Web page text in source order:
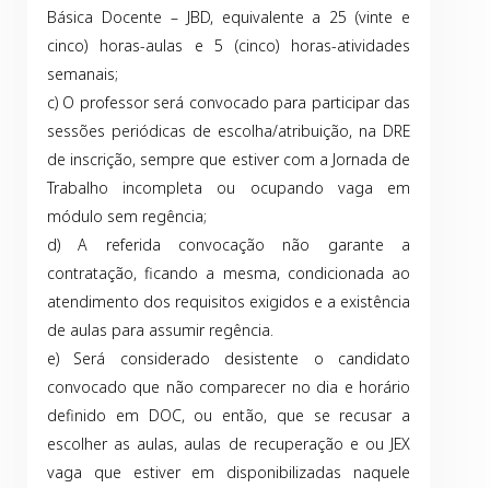
Básica Docente – JBD, equivalente a 25 (vinte e
cinco) horas-aulas e 5 (cinco) horas-atividades
semanais;
c) O professor será convocado para participar das
sessões periódicas de escolha/atribuição, na DRE
de inscrição, sempre que estiver com a Jornada de
Trabalho incompleta ou ocupando vaga em
módulo sem regência;
d) A referida convocação não garante a
contratação, ficando a mesma, condicionada ao
atendimento dos requisitos exigidos e a existência
de aulas para assumir regência.
e) Será considerado desistente o candidato
convocado que não comparecer no dia e horário
definido em DOC, ou então, que se recusar a
escolher as aulas, aulas de recuperação e ou JEX
vaga que estiver em disponibilizadas naquele